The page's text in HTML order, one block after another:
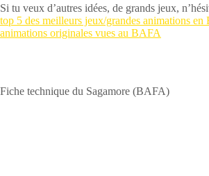
Si tu veux d’autres idées, de grands jeux,
top 5 des meilleurs jeux/grandes animations
animations originales vues au BAFA
Fiche technique du Sagamore (BAFA)